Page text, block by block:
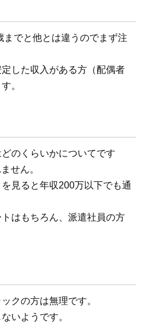
でと他とは違うのでまず注
した収入がある方（配偶者
。
のくらいかについてです
せん。
見ると年収200万以下でも通
はもちろん、派遣社員の方
クの方は無理です。
いようです。